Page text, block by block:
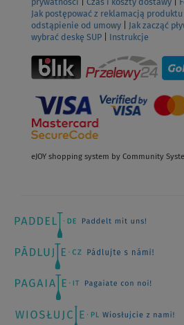
prywatności
Czas i koszty dostawy
Jak postępować z reklamacją produktu
odstąpienie od umowy
Jak zacząć
wybrać deskę SUP
Instrukcje
eJOY shopping system by Community